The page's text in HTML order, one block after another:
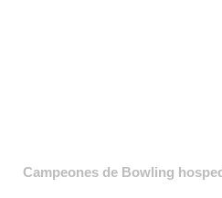
Campeones de Bowling